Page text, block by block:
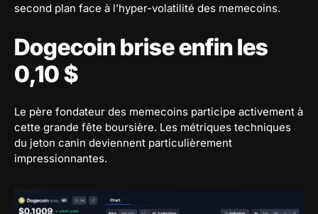
second plan face à l’hyper-volatilité des memecoins.
Dogecoin brise enfin les
0,10 $
Le père fondateur des memecoins participe activement à
cette grande fête boursière. Les métriques techniques
du jeton canin deviennent particulièrement
impressionnantes.